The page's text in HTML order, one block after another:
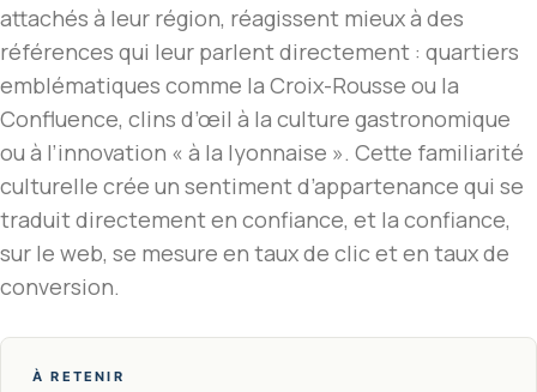
attachés à leur région, réagissent mieux à des
références qui leur parlent directement : quartiers
emblématiques comme la Croix-Rousse ou la
Confluence, clins d’œil à la culture gastronomique
ou à l’innovation « à la lyonnaise ». Cette familiarité
culturelle crée un sentiment d’appartenance qui se
traduit directement en confiance, et la confiance,
sur le web, se mesure en taux de clic et en taux de
conversion.
À RETENIR